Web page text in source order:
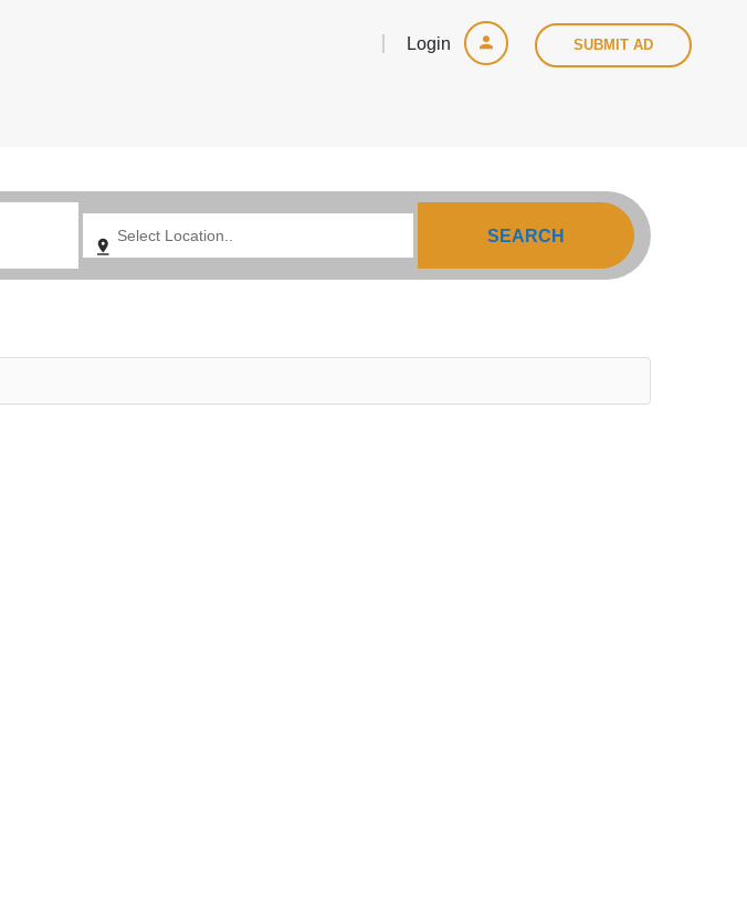
Login SUBMIT AD
SEARCH